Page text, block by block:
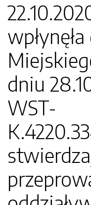
dniu
WST-